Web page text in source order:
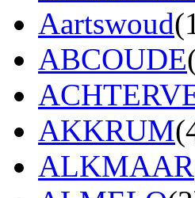
Aartswoud
ABCOUDE
AKKRUM
ALKMAAR